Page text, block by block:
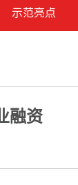
示范亮点
融资